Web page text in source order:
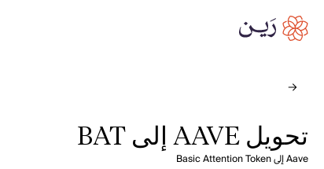
تحويل AAVE إلى BAT
Aave إلى Basic Attention Token